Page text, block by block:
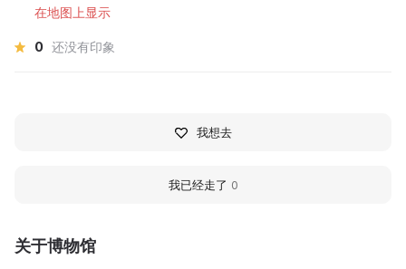
关于博物馆
在地图上显示
0 还没有印象
我想去
我已经走了 0